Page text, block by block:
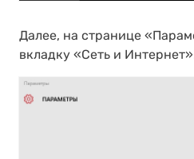
Далее, на странице
вкладку «Сеть и